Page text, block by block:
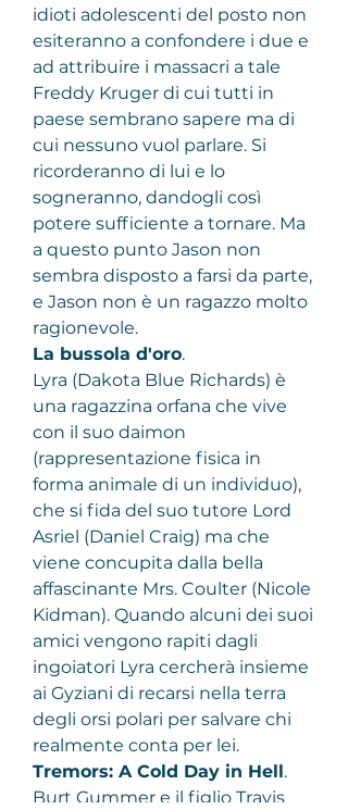
idioti adolescenti del posto non
esiteranno a confondere i due e
ad attribuire i massacri a tale
Freddy Kruger di cui tutti in
paese sembrano sapere ma di
cui nessuno vuol parlare. Si
ricorderanno di lui e lo
sogneranno, dandogli così
potere sufficiente a tornare. Ma
a questo punto Jason non
sembra disposto a farsi da parte,
e Jason non è un ragazzo molto
ragionevole.
La bussola d'oro.
Lyra (Dakota Blue Richards) è
una ragazzina orfana che vive
con il suo daimon
(rappresentazione fisica in
forma animale di un individuo),
che si fida del suo tutore Lord
Asriel (Daniel Craig) ma che
viene concupita dalla bella
affascinante Mrs. Coulter (Nicole
Kidman). Quando alcuni dei suoi
amici vengono rapiti dagli
ingoiatori Lyra cercherà insieme
ai Gyziani di recarsi nella terra
degli orsi polari per salvare chi
realmente conta per lei.
Tremors: A Cold Day in Hell.
Burt Gummer e il figlio Travis